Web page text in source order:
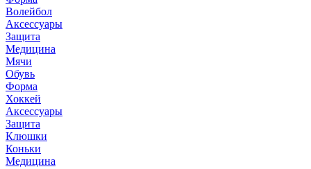
Волейбол
Аксессуары
Защита
Медицина
Мячи
Обувь
Форма
Хоккей
Аксессуары
Защита
Клюшки
Коньки
Медицина